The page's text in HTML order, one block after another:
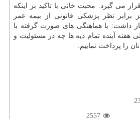
می گیرد. محبت خانی با تاکید بر اینکه
برابر نظر پزشکی قانونی از بیمه عمر
داشت: با هماهنگی های صورت گرفته با
طی هفته آینده تمام دیه ها چه در مسئولیت و
را پرداخت نماییم.
2557